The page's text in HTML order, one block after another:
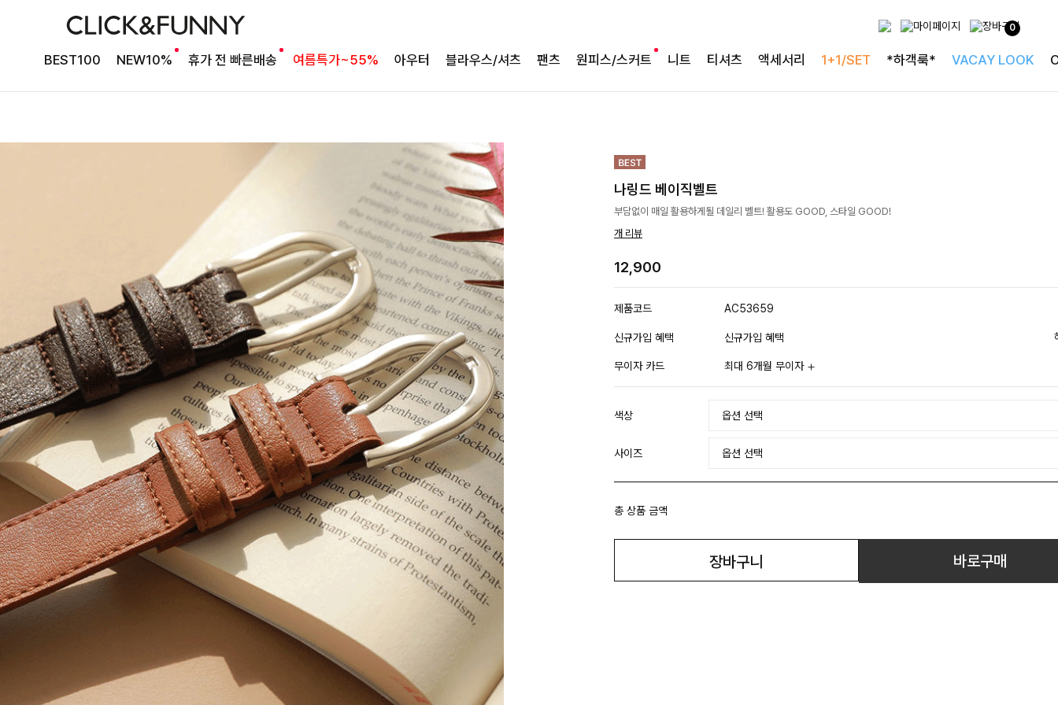
0
BEST100 NEW10% 휴가 전 빠른배송 여름특가~55% 아우터 블라우스/셔츠 팬츠 원피스/스커트 니트 티셔츠 액세서리 1+1/SET *하객룩* VACAY LOOK
나링드 베이직벨트
부담없이 매일 활용하게될 데일리 벨트! 활용도 GOOD, 스타일 GOOD!
개 리뷰
12,900
제품코드 AC53659
신규가입 혜택 신규가입 혜택
무이자 카드 최대 6개월 무이자
색상
사이즈
총 상품 금액
장바구니 바로구매